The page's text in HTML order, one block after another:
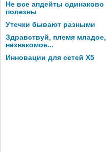
Не все апдейты одинаково
полезны
Утечки бывают разными
Здравствуй, племя младое,
незнакомое...
Инновации для сетей X5